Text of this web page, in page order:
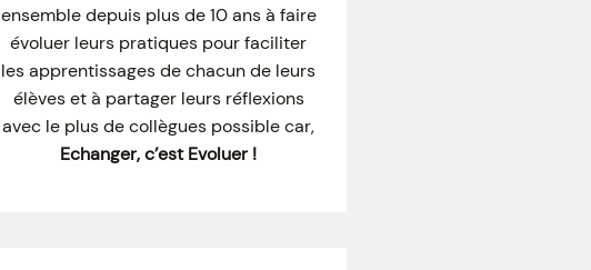
ensemble depuis plus de 10 ans à faire
évoluer leurs pratiques pour faciliter
les apprentissages de chacun de leurs
élèves et à partager leurs réflexions
avec le plus de collègues possible car,
Echanger, c’est Evoluer !